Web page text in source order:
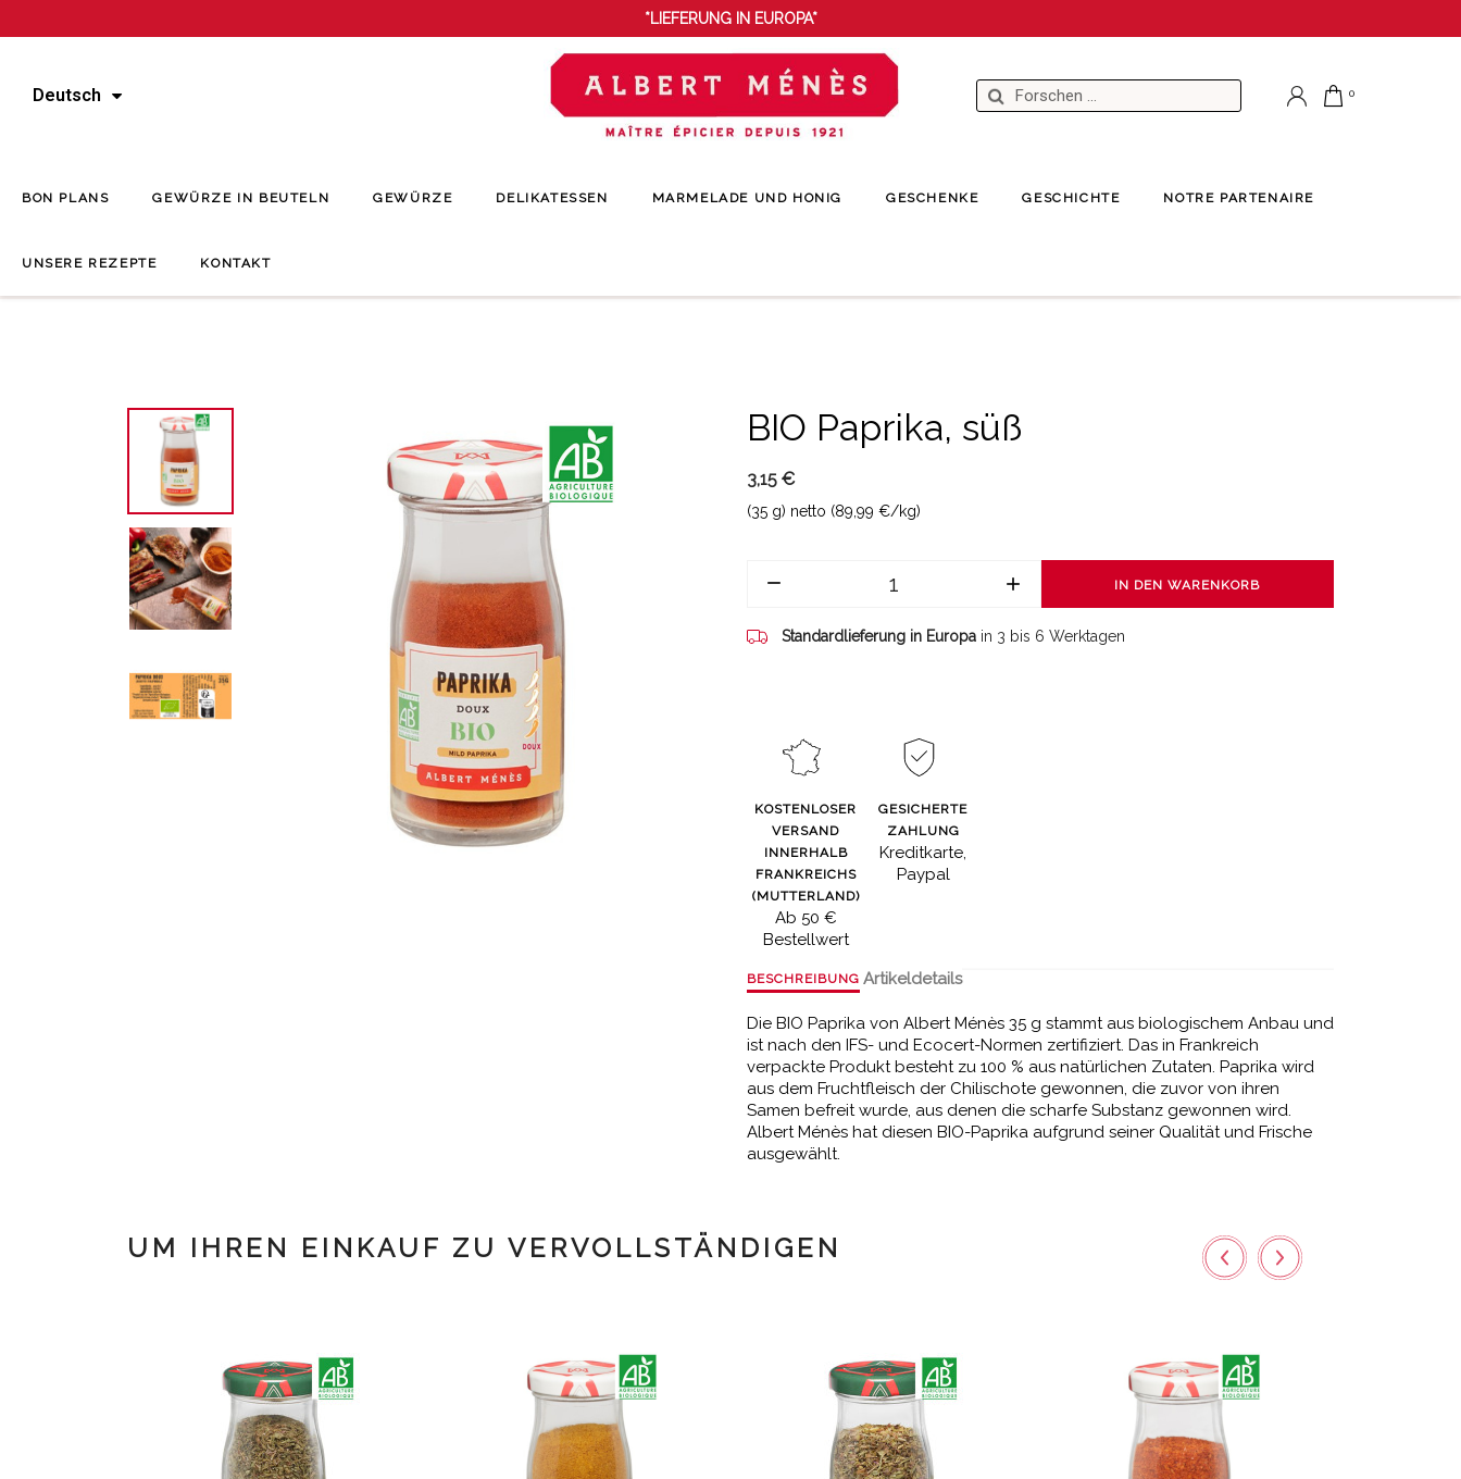
*LIEFERUNG IN EUROPA*
Deutsch
BON PLANS GEWÜRZE IN BEUTELN GEWÜRZE DELIKATESSEN MARMELADE UND HONIG GESCHENKE GESCHICHTE NOTRE PARTENAIRE
UNSERE REZEPTE KONTAKT
BIO Paprika, süß
3,15 €
(35 g) netto (89,99 €/kg)
IN DEN WARENKORB
Standardlieferung in Europa in 3 bis 6 Werktagen
KOSTENLOSER
VERSAND
INNERHALB
FRANKREICHS
(MUTTERLAND)
Ab 50 €
Bestellwert
GESICHERTE
ZAHLUNG
Kreditkarte,
Paypal
BESCHREIBUNG Artikeldetails
Die BIO Paprika von Albert Ménès 35 g stammt aus biologischem Anbau und
ist nach den IFS- und Ecocert-Normen zertifiziert. Das in Frankreich
verpackte Produkt besteht zu 100 % aus natürlichen Zutaten. Paprika wird
aus dem Fruchtfleisch der Chilischote gewonnen, die zuvor von ihren
Samen befreit wurde, aus denen die scharfe Substanz gewonnen wird.
Albert Ménès hat diesen BIO-Paprika aufgrund seiner Qualität und Frische
ausgewählt.
UM IHREN EINKAUF ZU VERVOLLSTÄNDIGEN